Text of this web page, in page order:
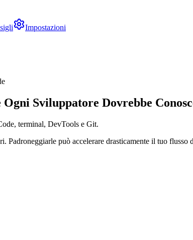
Impostazioni
Sviluppatore Dovrebbe
terminal, DevTools e Git.
Padroneggiarle può accelerare drasticamente il tuo flusso